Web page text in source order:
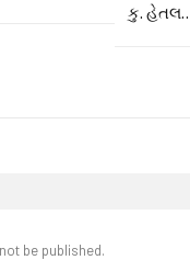
કુ.
be published.